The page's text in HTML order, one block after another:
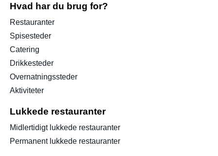
Hvad har du brug for?
Restauranter
Spisesteder
Catering
Drikkesteder
Overnatningssteder
Aktiviteter
Lukkede restauranter
Midlertidigt lukkede restauranter
Permanent lukkede restauranter